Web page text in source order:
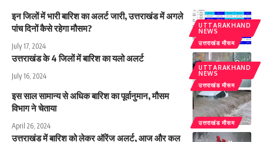
UTTARAKHAND
NEWS
उत्तराखंड मौसम
इन जिलों में भारी बारिश का अलर्ट जारी, उत्तराखंड में अगले
पांच दिनों कैसे रहेगा मौसम?
July 17, 2024
UTTARAKHAND
NEWS
उत्तराखंड मौसम
उत्तराखंड के 4 जिलों में बारिश का यलो अलर्ट
July 16, 2024
उत्तराखंड मौसम
इस साल सामान्य से अधिक बारिश का पूर्वानुमान, मौसम
विभाग ने चेताया
April 26, 2024
उत्तराखंड में बारिश को लेकर ऑरेंज अलर्ट, आज और कल